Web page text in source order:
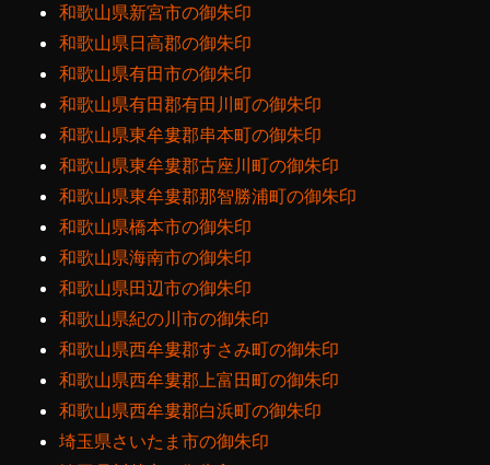
和歌山県新宮市の御朱印
和歌山県日高郡の御朱印
和歌山県有田市の御朱印
和歌山県有田郡有田川町の御朱印
和歌山県東牟婁郡串本町の御朱印
和歌山県東牟婁郡古座川町の御朱印
和歌山県東牟婁郡那智勝浦町の御朱印
和歌山県橋本市の御朱印
和歌山県海南市の御朱印
和歌山県田辺市の御朱印
和歌山県紀の川市の御朱印
和歌山県西牟婁郡すさみ町の御朱印
和歌山県西牟婁郡上富田町の御朱印
和歌山県西牟婁郡白浜町の御朱印
埼玉県さいたま市の御朱印